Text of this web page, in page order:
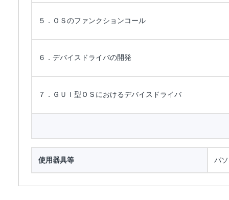
５．ＯＳのファンクションコール
６．デバイスドライバの開発
７．ＧＵＩ型ＯＳにおけるデバイスドライバ
使用器具等 パ